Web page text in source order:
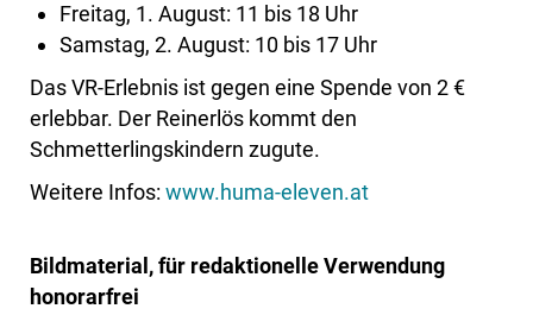
Freitag, 1. August: 11 bis 18 Uhr
Samstag, 2. August: 10 bis 17 Uhr
Das VR-Erlebnis ist gegen eine Spende von 2 €
erlebbar. Der Reinerlös kommt den
Schmetterlingskindern zugute.
Weitere Infos: www.huma-eleven.at
Bildmaterial, für redaktionelle Verwendung
honorarfrei